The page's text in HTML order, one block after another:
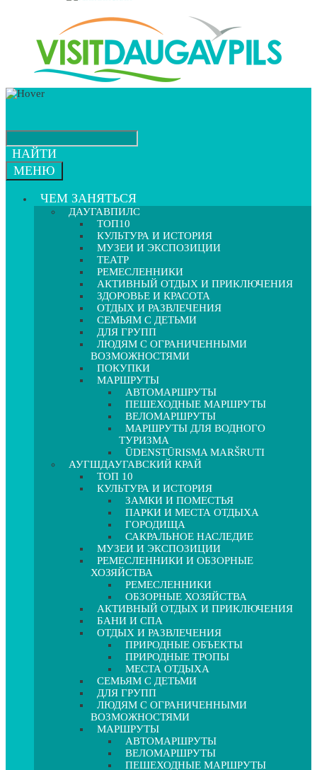
НАЙТИ
МЕНЮ
ЧЕМ ЗАНЯТЬСЯ
ДАУГАВПИЛС
ТОП10
КУЛЬТУРА И ИСТОРИЯ
МУЗЕИ И ЭКСПОЗИЦИИ
ТЕАТР
РЕМЕСЛЕННИКИ
АКТИВНЫЙ ОТДЫХ И ПРИКЛЮЧЕНИЯ
ЗДОРОВЬЕ И КРАСОТА
ОТДЫХ И РАЗВЛЕЧЕНИЯ
СЕМЬЯМ С ДЕТЬМИ
ДЛЯ ГРУПП
ЛЮДЯМ С ОГРАНИЧЕННЫМИ
ВОЗМОЖНОСТЯМИ
ПОКУПКИ
МАРШРУТЫ
АВТОМАРШРУТЫ
ПЕШЕХОДНЫЕ МАРШРУТЫ
ВЕЛОМАРШРУТЫ
МАРШРУТЫ ДЛЯ ВОДНОГО
ТУРИЗМА
ŪDENSTŪRISMA MARŠRUTI
АУГШДАУГАВСКИЙ КРАЙ
ТОП 10
КУЛЬТУРА И ИСТОРИЯ
ЗАМКИ И ПОМЕСТЬЯ
ПАРКИ И МЕСТА ОТДЫХА
ГОРОДИЩА
САКРАЛЬНОЕ НАСЛЕДИЕ
МУЗЕИ И ЭКСПОЗИЦИИ
РЕМЕСЛЕННИКИ И ОБЗОРНЫЕ
ХОЗЯЙСТВА
РЕМЕСЛЕННИКИ
ОБЗОРНЫЕ ХОЗЯЙСТВА
АКТИВНЫЙ ОТДЫХ И ПРИКЛЮЧЕНИЯ
БАНИ И СПА
ОТДЫХ И РАЗВЛЕЧЕНИЯ
ПРИРОДНЫЕ ОБЪЕКТЫ
ПРИРОДНЫЕ ТРОПЫ
МЕСТА ОТДЫХА
СЕМЬЯМ С ДЕТЬМИ
ДЛЯ ГРУПП
ЛЮДЯМ С ОГРАНИЧЕННЫМИ
ВОЗМОЖНОСТЯМИ
МАРШРУТЫ
АВТОМАРШРУТЫ
ВЕЛОМАРШРУТЫ
ПЕШЕХОДНЫЕ МАРШРУТЫ